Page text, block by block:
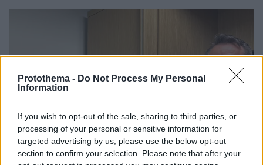
Protothema - Do Not Process My Personal
Information
If you wish to opt-out of the sale, sharing to third parties, or
processing of your personal or sensitive information for
targeted advertising by us, please use the below opt-out
section to confirm your selection. Please note that after your